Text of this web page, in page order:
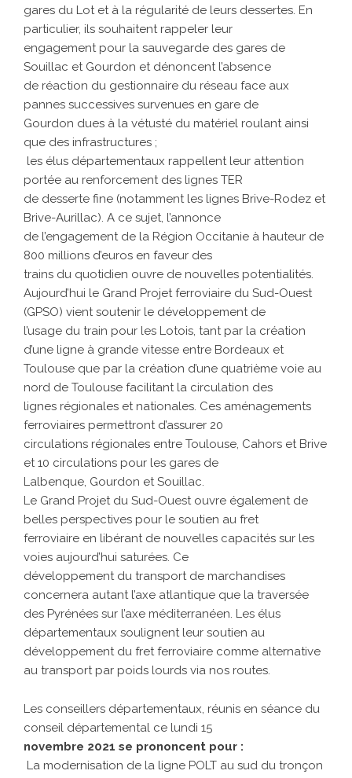
gares du Lot et à la régularité de leurs dessertes. En
particulier, ils souhaitent rappeler leur
engagement pour la sauvegarde des gares de
Souillac et Gourdon et dénoncent l’absence
de réaction du gestionnaire du réseau face aux
pannes successives survenues en gare de
Gourdon dues à la vétusté du matériel roulant ainsi
que des infrastructures ;
 les élus départementaux rappellent leur attention
portée au renforcement des lignes TER
de desserte fine (notamment les lignes Brive-Rodez et
Brive-Aurillac). A ce sujet, l’annonce
de l’engagement de la Région Occitanie à hauteur de
800 millions d’euros en faveur des
trains du quotidien ouvre de nouvelles potentialités.
Aujourd’hui le Grand Projet ferroviaire du Sud-Ouest
(GPSO) vient soutenir le développement de
l’usage du train pour les Lotois, tant par la création
d’une ligne à grande vitesse entre Bordeaux et
Toulouse que par la création d’une quatrième voie au
nord de Toulouse facilitant la circulation des
lignes régionales et nationales. Ces aménagements
ferroviaires permettront d’assurer 20
circulations régionales entre Toulouse, Cahors et Brive
et 10 circulations pour les gares de
Lalbenque, Gourdon et Souillac.
Le Grand Projet du Sud-Ouest ouvre également de
belles perspectives pour le soutien au fret
ferroviaire en libérant de nouvelles capacités sur les
voies aujourd’hui saturées. Ce
développement du transport de marchandises
concernera autant l’axe atlantique que la traversée
des Pyrénées sur l’axe méditerranéen. Les élus
départementaux soulignent leur soutien au
développement du fret ferroviaire comme alternative
au transport par poids lourds via nos routes.
Les conseillers départementaux, réunis en séance du
conseil départemental ce lundi 15
novembre 2021 se prononcent pour :
La modernisation de la ligne POLT au sud du tronçon